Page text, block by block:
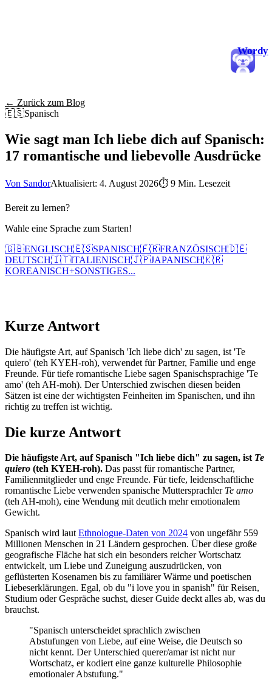
Wordy
← Zurück zum Blog
🇪🇸Spanisch
Wie sagt man Ich liebe dich auf Spanisch:
17 romantische und liebevolle Ausdrücke
Von SandorAktualisiert: 4. August 2026⏱ 9 Min. Lesezeit
Bereit zu lernen?
Wahle eine Sprache zum Starten!
🇬🇧ENGLISCH🇪🇸SPANISCH🇫🇷FRANZÖSISCH🇩🇪
DEUTSCH🇮🇹ITALIENISCH🇯🇵JAPANISCH🇰🇷
KOREANISCH+SONSTIGES...
Kurze Antwort
Die häufigste Art, auf Spanisch 'Ich liebe dich' zu sagen, ist 'Te
quiero' (teh KYEH-roh), verwendet für Partner, Familie und enge
Freunde. Für tiefe romantische Liebe sagen Spanischsprachige 'Te
amo' (teh AH-moh). Der Unterschied zwischen diesen beiden
Sätzen ist eine der wichtigsten Feinheiten im Spanischen, und ihn
richtig zu treffen ist wichtig.
Die kurze Antwort
Die häufigste Art, auf Spanisch "Ich liebe dich" zu sagen, ist Te
quiero (teh KYEH-roh). Das passt für romantische Partner,
Familienmitglieder und enge Freunde. Für tiefe, leidenschaftliche
romantische Liebe verwenden spanische Muttersprachler Te amo
(teh AH-moh), eine Wendung mit deutlich mehr emotionalem
Gewicht.
Spanisch wird lautEthnologue-Daten von 2024 von ungefähr 559
Millionen Menschen in 21 Ländern gesprochen. Über diese große
geografische Fläche hat sich ein besonders reicher Wortschatz
entwickelt, um Liebe und Zuneigung auszudrücken, von
geflüsterten Kosenamen bis zu familiärer Wärme und poetischen
Liebeserklärungen. Egal, ob du "i love you in spanish" für Reisen,
Studium oder Gespräche suchst, dieser Guide deckt alles ab, was du
brauchst.
"Spanisch unterscheidet sprachlich zwischen
Abstufungen von Liebe, auf eine Weise, die Deutsch so
nicht kennt. Der Unterschied querer/amar ist nicht nur
Wortschatz, er kodiert eine ganze kulturelle Philosophie
emotionaler Abstufung."